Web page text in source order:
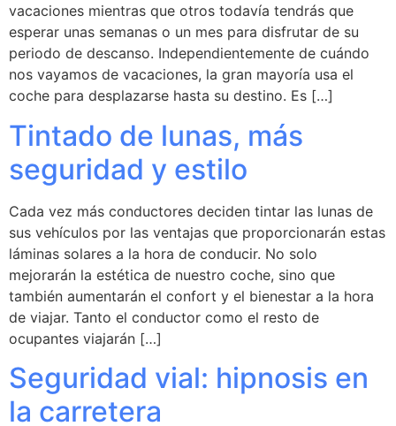
vacaciones mientras que otros todavía tendrás que
esperar unas semanas o un mes para disfrutar de su
periodo de descanso. Independientemente de cuándo
nos vayamos de vacaciones, la gran mayoría usa el
coche para desplazarse hasta su destino. Es […]
Tintado de lunas, más
seguridad y estilo
Cada vez más conductores deciden tintar las lunas de
sus vehículos por las ventajas que proporcionarán estas
láminas solares a la hora de conducir. No solo
mejorarán la estética de nuestro coche, sino que
también aumentarán el confort y el bienestar a la hora
de viajar. Tanto el conductor como el resto de
ocupantes viajarán […]
Seguridad vial: hipnosis en
la carretera